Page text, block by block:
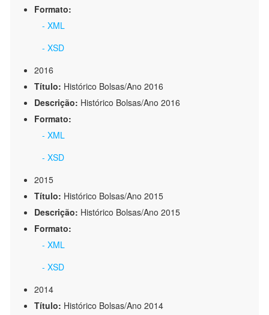
Formato:
- XML
- XSD
2016
Título: Histórico Bolsas/Ano 2016
Descrição: Histórico Bolsas/Ano 2016
Formato:
- XML
- XSD
2015
Título: Histórico Bolsas/Ano 2015
Descrição: Histórico Bolsas/Ano 2015
Formato:
- XML
- XSD
2014
Título: Histórico Bolsas/Ano 2014